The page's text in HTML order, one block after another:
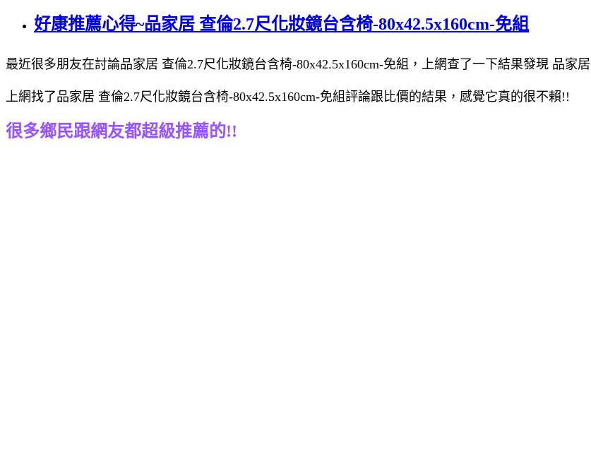
好康推薦心得~品家居 查倫2.7尺化妝鏡台含椅-80x42.5x160cm-免組
最近很多朋友在討論品家居 查倫2.7尺化妝鏡台含椅-80x42.5x160cm-免組，上網查了一下結果發現 品家
上網找了品家居 查倫2.7尺化妝鏡台含椅-80x42.5x160cm-免組評論跟比價的結果，感覺它真的很不賴!!
很多鄉民跟網友都超級推薦的!!